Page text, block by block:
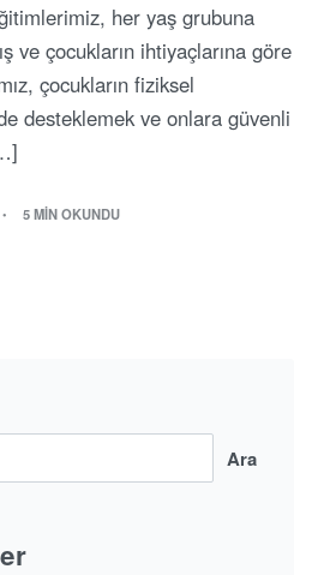
her yaş grubuna
ve çocukların ihtiyaçlarına göre
çocukların fiziksel
desteklemek ve onlara güvenli
5 MIN OKUNDU
Ara